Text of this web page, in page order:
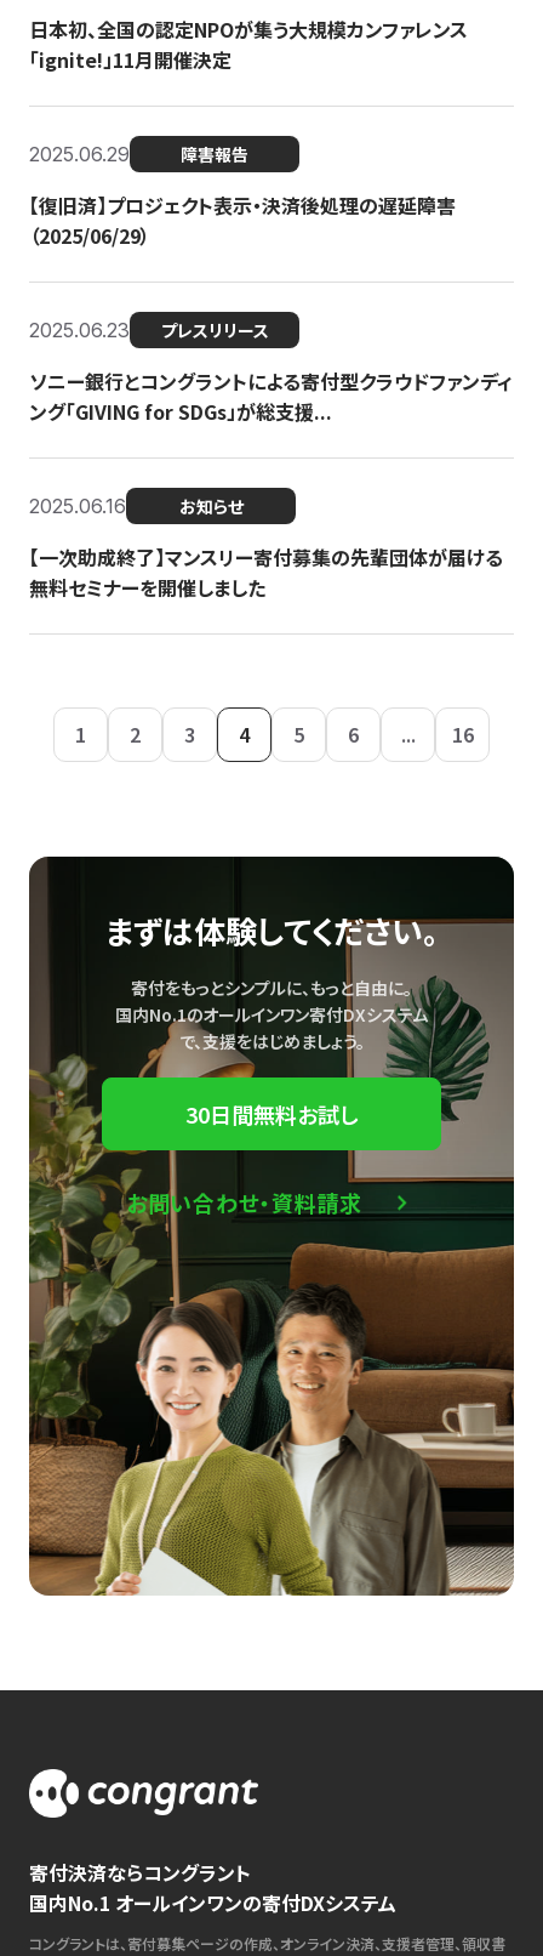
日本初、全国の認定NPOが集う大規模カンファレンス
「ignite!」11月開催決定
2025.06.29 障害報告
【復旧済】プロジェクト表示・決済後処理の遅延障害
（2025/06/29）
2025.06.23 プレスリリース
ソニー銀行とコングラントによる寄付型クラウドファンディ
ング「GIVING for SDGs」が総支援...
2025.06.16 お知らせ
【一次助成終了】マンスリー寄付募集の先輩団体が届ける
無料セミナーを開催しました
1 2 3 4 5 6 ... 16
まずは体験してください。
寄付をもっとシンプルに、もっと自由に。
国内No.1のオールインワン寄付DXシステム
で、支援をはじめましょう。
30日間無料お試し
お問い合わせ・資料請求
寄付決済ならコングラント
国内No.1 オールインワンの寄付DXシステム
コングラントは、寄付募集ページの作成、オンライン決済、支援者管理、領収書